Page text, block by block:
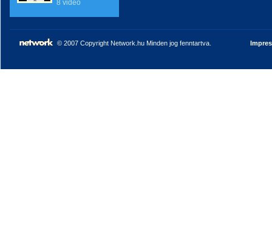
8 videó
© 2007 Copyright Network.hu Minden jog fenntartva.